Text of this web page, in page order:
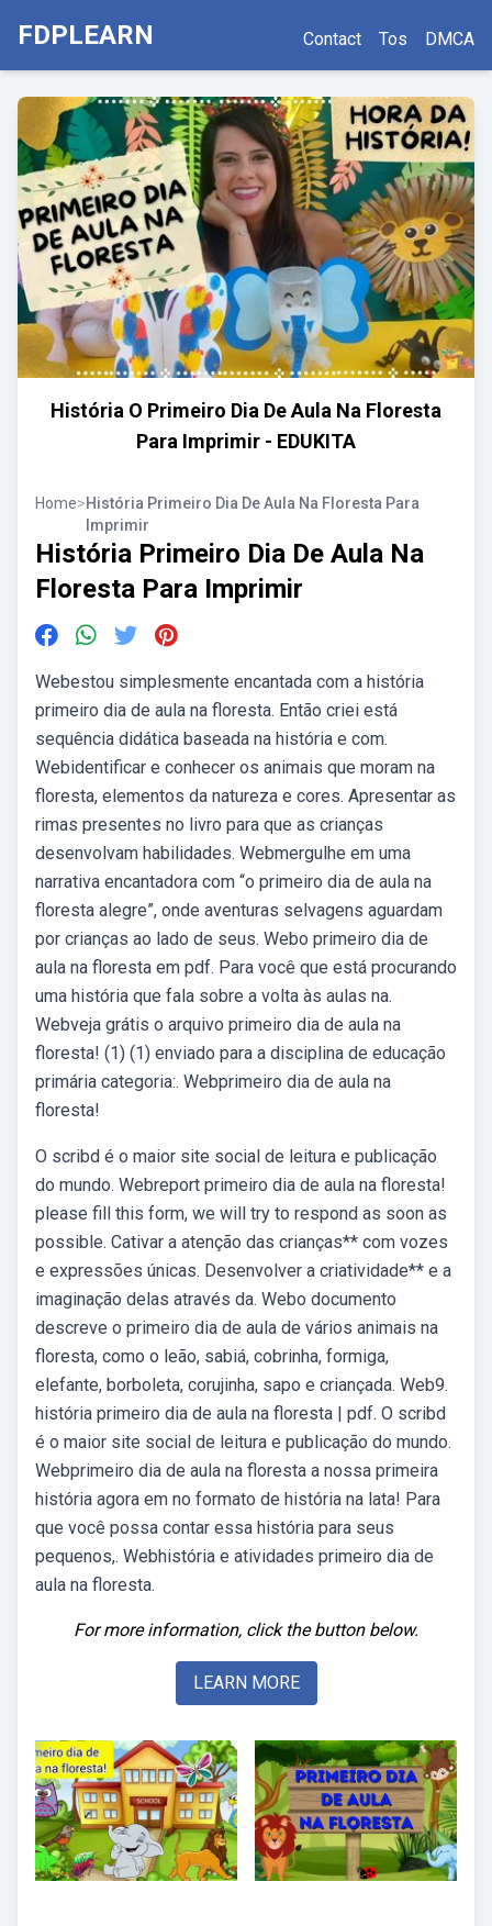
FDPLEARN Contact Tos DMCA
História O Primeiro Dia De Aula Na Floresta
Para Imprimir - EDUKITA
Home>História Primeiro Dia De Aula Na Floresta Para
Imprimir
História Primeiro Dia De Aula Na
Floresta Para Imprimir
Webestou simplesmente encantada com a história
primeiro dia de aula na floresta. Então criei está
sequência didática baseada na história e com.
Webidentificar e conhecer os animais que moram na
floresta, elementos da natureza e cores. Apresentar as
rimas presentes no livro para que as crianças
desenvolvam habilidades. Webmergulhe em uma
narrativa encantadora com “o primeiro dia de aula na
floresta alegre”, onde aventuras selvagens aguardam
por crianças ao lado de seus. Webo primeiro dia de
aula na floresta em pdf. Para você que está procurando
uma história que fala sobre a volta às aulas na.
Webveja grátis o arquivo primeiro dia de aula na
floresta! (1) (1) enviado para a disciplina de educação
primária categoria:. Webprimeiro dia de aula na
floresta!
O scribd é o maior site social de leitura e publicação
do mundo. Webreport primeiro dia de aula na floresta!
please fill this form, we will try to respond as soon as
possible. Cativar a atenção das crianças** com vozes
e expressões únicas. Desenvolver a criatividade** e a
imaginação delas através da. Webo documento
descreve o primeiro dia de aula de vários animais na
floresta, como o leão, sabiá, cobrinha, formiga,
elefante, borboleta, corujinha, sapo e criançada. Web9.
história primeiro dia de aula na floresta | pdf. O scribd
é o maior site social de leitura e publicação do mundo.
Webprimeiro dia de aula na floresta a nossa primeira
história agora em no formato de história na lata! Para
que você possa contar essa história para seus
pequenos,. Webhistória e atividades primeiro dia de
aula na floresta.
For more information, click the button below.
LEARN MORE